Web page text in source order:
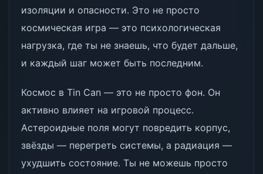
изоляции и опасности. Это не просто
космическая игра — это психологическая
нагрузка, где ты не знаешь, что будет дальше,
и каждый шаг может быть последним.
Космос в Tin Can — это не просто фон. Он
активно влияет на игровой процесс.
Астероидные поля могут повредить корпус,
звёзды — перегреть системы, а радиация —
ухудшить состояние. Ты не можешь просто